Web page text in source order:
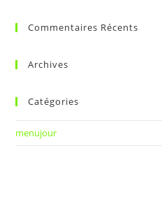
Commentaires Récents
Archives
Catégories
menujour